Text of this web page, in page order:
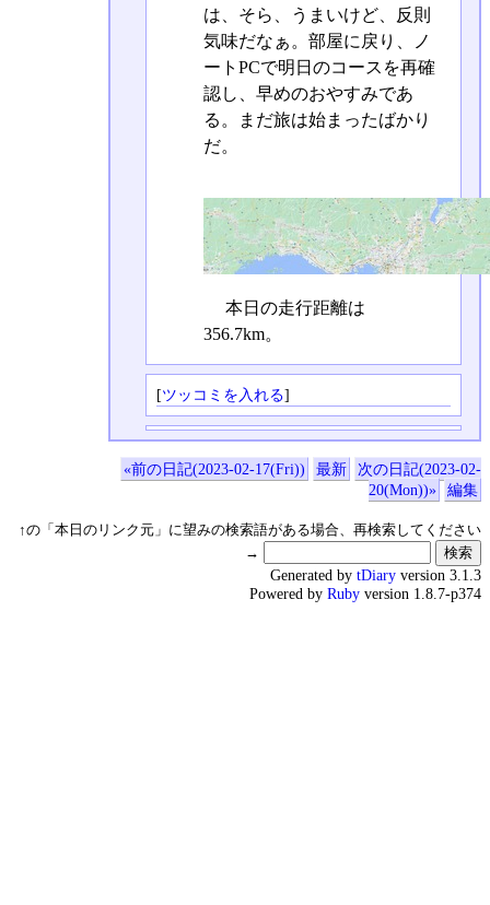
は、そら、うまいけど、反則
気味だなぁ。部屋に戻り、ノ
ートPCで明日のコースを再確
認し、早めのおやすみであ
る。まだ旅は始まったばかり
だ。
本日の走行距離は
356.7km。
[ツッコミを入れる]
«前の日記(2023-02-17(Fri)) 最新
次の日記(2023-02-
20(Mon))»
編集
↑の「本日のリンク元」に望みの検索語がある場合、再検索してください
→
Generated by tDiary version 3.1.3
Powered by Ruby version 1.8.7-p374